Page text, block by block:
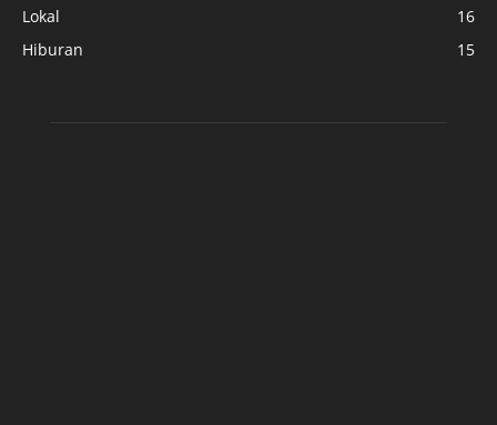
Lokal
16
Hiburan
15